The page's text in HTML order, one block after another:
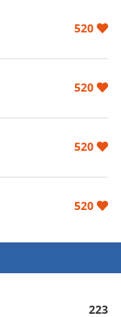
520
520
520
520
223